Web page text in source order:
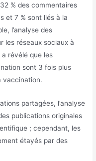
% des commentaires
et 7 % sont liés à la
l’analyse des
les réseaux sociaux à
révélé que les
sont 3 fois plus
vaccination.
partagées, l’analyse
publications originales
; cependant, les
étayés par des